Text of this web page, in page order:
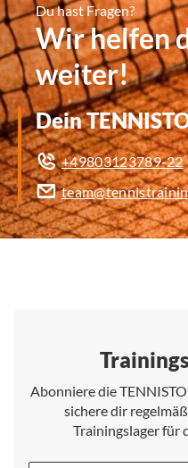
Du hast Fragen?
Wir helfen
weiter!
Dein
+49803123789-22
Abonniere die
sichere dir
Trainingslager für